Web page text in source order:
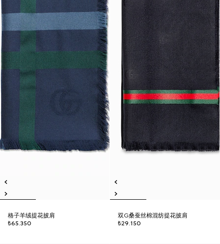
格子羊绒提花披肩
₺65.350
双G桑蚕丝棉混纺提花披肩
₺29.150